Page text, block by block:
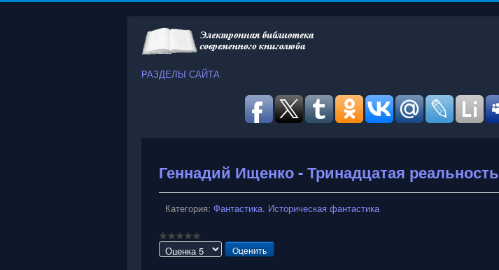
РАЗДЕЛЫ САЙТА
Геннадий Ищенко - Тринадцатая реальность
Категория: Фантастика. Историческая фантастика
Пожалуйста,